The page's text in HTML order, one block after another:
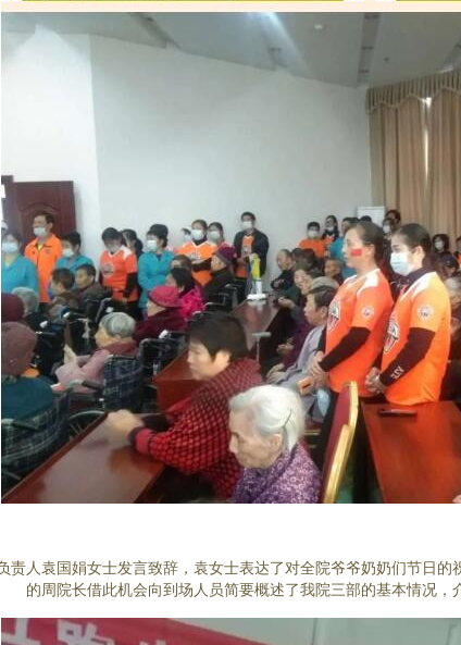
人袁国娟女士发言致辞，袁女士表达了对全院爷爷奶奶们节日的
的周院长借此机会向到场人员简要概述了我院三部的基本情况，